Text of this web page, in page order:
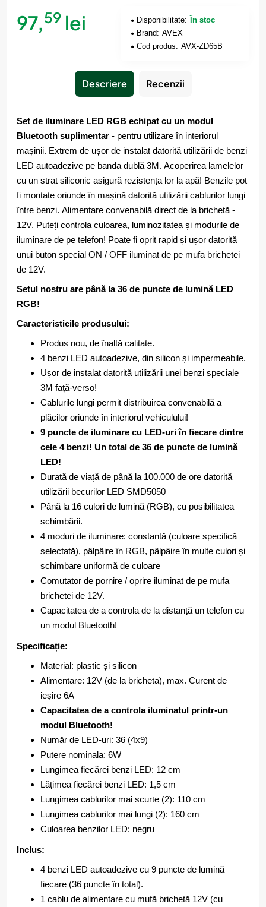
97,59 lei Disponibilitate:
În stoc
Brand: AVEX
Cod produs: AVX-ZD65B
Descriere Recenzii
Set de iluminare LED RGB echipat cu un modul
Bluetooth suplimentar - pentru utilizare în interiorul
mașinii. Extrem de ușor de instalat datorită utilizării de benzi
LED autoadezive pe banda dublă 3M. Acoperirea lamelelor
cu un strat siliconic asigură rezistența lor la apă! Benzile pot
fi montate oriunde în mașină datorită utilizării cablurilor lungi
între benzi. Alimentare convenabilă direct de la brichetă -
12V. Puteți controla culoarea, luminozitatea și modurile de
iluminare de pe telefon! Poate fi oprit rapid și ușor datorită
unui buton special ON / OFF iluminat de pe mufa brichetei
de 12V.
Setul nostru are până la 36 de puncte de lumină LED
RGB!
Caracteristicile produsului:
Produs nou, de înaltă calitate.
4 benzi LED autoadezive, din silicon și impermeabile.
Ușor de instalat datorită utilizării unei benzi speciale
3M față-verso!
Cablurile lungi permit distribuirea convenabilă a
plăcilor oriunde în interiorul vehiculului!
9 puncte de iluminare cu LED-uri în fiecare dintre
cele 4 benzi! Un total de 36 de puncte de lumină
LED!
Durată de viață de până la 100.000 de ore datorită
utilizării becurilor LED SMD5050
Până la 16 culori de lumină (RGB), cu posibilitatea
schimbării.
4 moduri de iluminare: constantă (culoare specifică
selectată), pâlpâire în RGB, pâlpâire în multe culori și
schimbare uniformă de culoare
Comutator de pornire / oprire iluminat de pe mufa
brichetei de 12V.
Capacitatea de a controla de la distanță un telefon cu
un modul Bluetooth!
Specificație:
Material: plastic și silicon
Alimentare: 12V (de la bricheta), max. Curent de
ieșire 6A
Capacitatea de a controla iluminatul printr-un
modul Bluetooth!
Număr de LED-uri: 36 (4x9)
Putere nominala: 6W
Lungimea fiecărei benzi LED: 12 cm
Lățimea fiecărei benzi LED: 1,5 cm
Lungimea cablurilor mai scurte (2): 110 cm
Lungimea cablurilor mai lungi (2): 160 cm
Culoarea benzilor LED: negru
Inclus:
4 benzi LED autoadezive cu 9 puncte de lumină
fiecare (36 puncte în total).
1 cablu de alimentare cu mufă brichetă 12V (cu